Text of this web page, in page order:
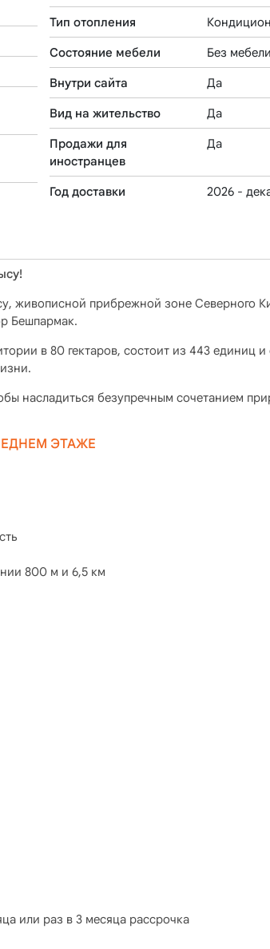
Тип отопления
Состояние мебели Без мебели
Внутри сайта Да
Вид на жительство Да
Продажи для
иностранцев
Да
Год доставки 2026 -
живописной прибрежной зоне Северного
Бешпармак.
в 80 гектаров, состоит из 443 единиц и
насладиться безупречным сочетанием
ЭТАЖЕ
800 м и 6,5 км
или раз в 3 месяца рассрочка